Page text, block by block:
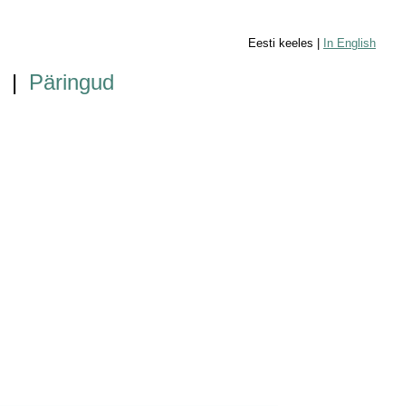
Eesti keeles | In English
| Päringud